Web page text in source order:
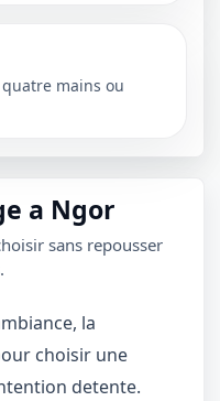
mains ou
a Ngor
sans repousser
la
choisir une
detente.